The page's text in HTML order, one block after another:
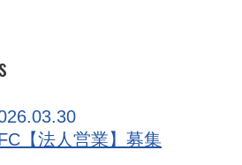
【法人営業】募集